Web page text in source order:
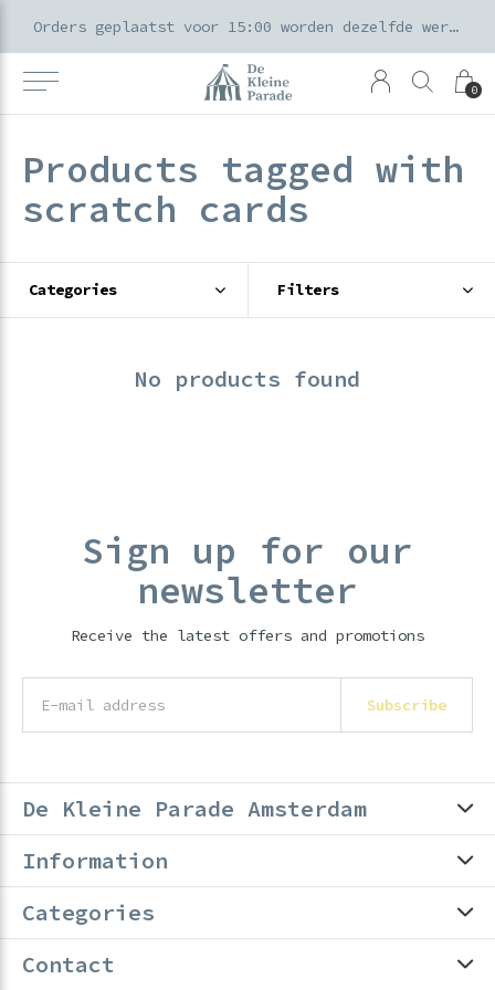
0
Orders geplaatst voor 15:00 worden dezelfde werkdag verzonden
Products tagged with
scratch cards
Categories Filters
No products found
Sign up for our
newsletter
Receive the latest offers and promotions
Subscribe
De Kleine Parade Amsterdam
Information
Categories
Contact